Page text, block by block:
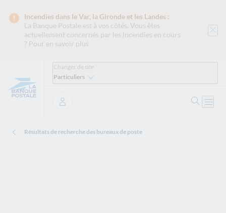
Incendies dans le Var, la Gironde et les Landes :
La Banque Postale est à vos côtés. Vous êtes
actuellement concernés par les incendies en cours
? Pour en savoir plus
Changer de site
Particuliers
Se connecter
Résultats de recherche des bureaux de poste